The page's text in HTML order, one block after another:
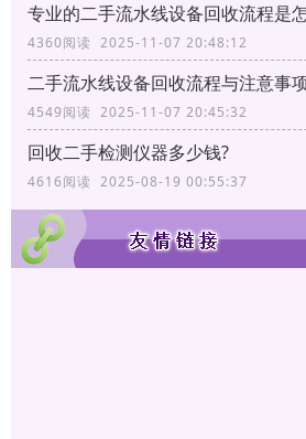
专业的二手流水线设备回收流程是
4360阅读 2025-11-07 20:48:12
二手流水线设备回收流程与注意事
4549阅读 2025-11-07 20:45:32
回收二手检测仪器多少钱?
4616阅读 2025-08-19 00:55:37